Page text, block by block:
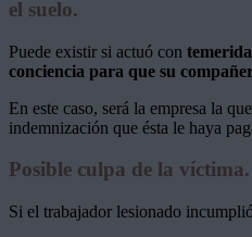
el suelo.
Puede existir si actuó con
conciencia para que su
En este caso, será la empresa la
indemnización que ésta le haya
Posible culpa de la víctima.
Si el trabajador lesionado